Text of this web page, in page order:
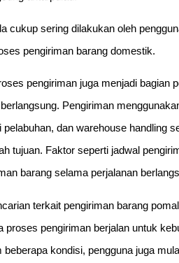
cukup sering dilakukan oleh
pengiriman barang domestik.
pengiriman juga menjadi bagian
Pengiriman
dan warehouse handling
tujuan. Faktor seperti jadwal
barang selama perjalanan
terkait pengiriman barang
pengiriman berjalan untuk
kondisi, pengguna juga